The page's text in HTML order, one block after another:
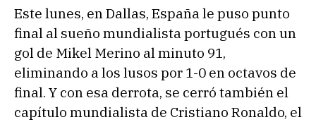
Este lunes, en Dallas, España le puso punto
final al sueño mundialista portugués con un
gol de Mikel Merino al minuto 91,
eliminando a los lusos por 1-0 en octavos de
final. Y con esa derrota, se cerró también el
capítulo mundialista de Cristiano Ronaldo, el